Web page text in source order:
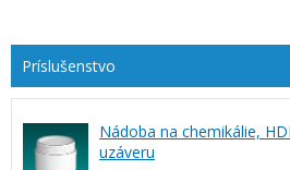
Nádoba na chemikálie,
uzáveru